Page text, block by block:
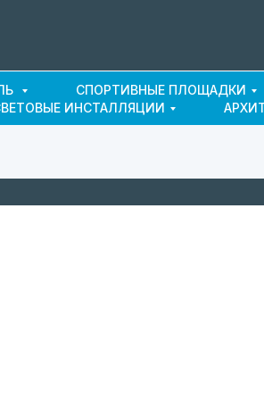
СПОРТИВНЫЕ ПЛОЩАДКИ
ИНСТАЛЛЯЦИИ